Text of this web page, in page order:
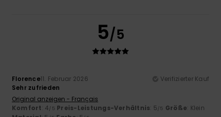
5/5
Florence11. Februar 2026
Verifizierter Kauf
Sehr zufrieden
Original anzeigen - Français
Komfort: 4/5 Preis-Leistungs-Verhältnis: 5/5 Größe: Klein